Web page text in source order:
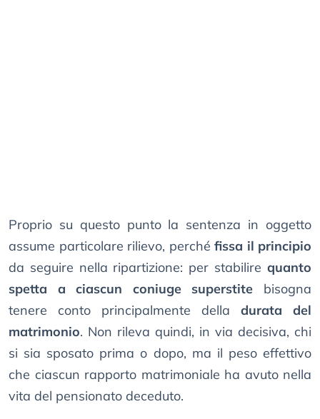
Proprio su questo punto la sentenza in oggetto
assume particolare rilievo, perché fissa il principio
da seguire nella ripartizione: per stabilire quanto
spetta a ciascun coniuge superstite bisogna
tenere conto principalmente della durata del
matrimonio. Non rileva quindi, in via decisiva, chi
si sia sposato prima o dopo, ma il peso effettivo
che ciascun rapporto matrimoniale ha avuto nella
vita del pensionato deceduto.